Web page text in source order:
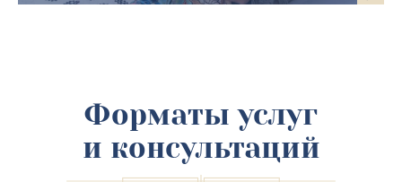
Форматы услуг
и консультаций